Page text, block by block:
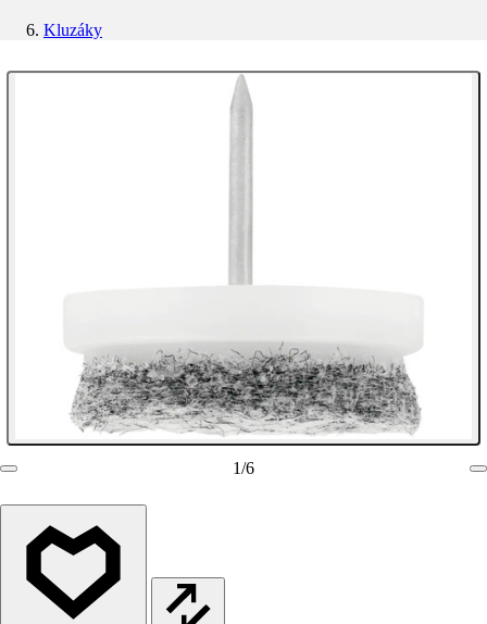
Kluzáky
1/6